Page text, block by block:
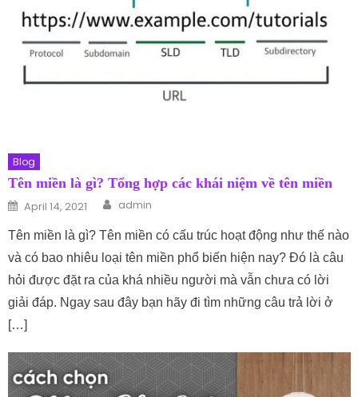
Blog
Tên miền là gì? Tổng hợp các khái niệm về tên miền
Posted on
April 14, 2021 Author
admin
Tên miền là gì? Tên miền có cấu trúc hoạt động như thế nào
và có bao nhiêu loại tên miền phổ biến hiện nay? Đó là câu
hỏi được đặt ra của khá nhiều người mà vẫn chưa có lời
giải đáp. Ngay sau đây bạn hãy đi tìm những câu trả lời ở
[…]